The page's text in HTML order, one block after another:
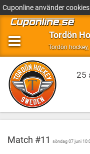
Cuponline använder cookies
Tordön
Tordön hockey,
25
Match #11 söndag 07 juni